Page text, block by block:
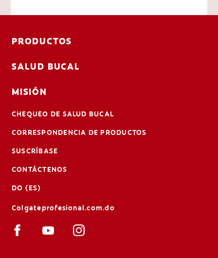
PRODUCTOS
SALUD BUCAL
MISIÓN
CHEQUEO DE SALUD BUCAL
CORRESPONDENCIA DE PRODUCTOS
SUSCRÍBASE
CONTÁCTENOS
DO (ES)
Colgateprofesional.com.do